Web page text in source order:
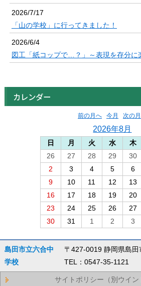
2026/7/17
「山の学校」に行ってきました！
2026/6/4
図工「紙コップで…？」～表現を存分に
カレンダー
前の月へ 今月 次の
2026年8月
日 月 火 水 木
26
27 28 29 30
2
3 4 5 6
9
10 11 12 13
16
17 18 19 20
23
24 25 26 27
30
31 1 2 3
島田市立六合中
学校
〒427-0019 静岡県島
TEL：0547-35-1121
サイトポリシー（別ウイン